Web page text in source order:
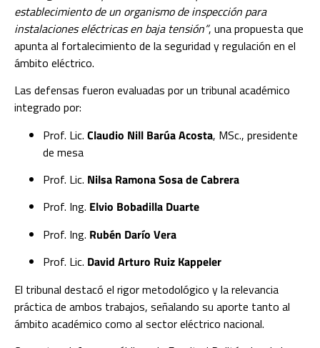
establecimiento de un organismo de inspección para
instalaciones eléctricas en baja tensión”, una propuesta que
apunta al fortalecimiento de la seguridad y regulación en el
ámbito eléctrico.
Las defensas fueron evaluadas por un tribunal académico
integrado por:
Prof. Lic. Claudio Nill Barúa Acosta, MSc., presidente
de mesa
Prof. Lic. Nilsa Ramona Sosa de Cabrera
Prof. Ing. Elvio Bobadilla Duarte
Prof. Ing. Rubén Darío Vera
Prof. Lic. David Arturo Ruiz Kappeler
El tribunal destacó el rigor metodológico y la relevancia
práctica de ambos trabajos, señalando su aporte tanto al
ámbito académico como al sector eléctrico nacional.